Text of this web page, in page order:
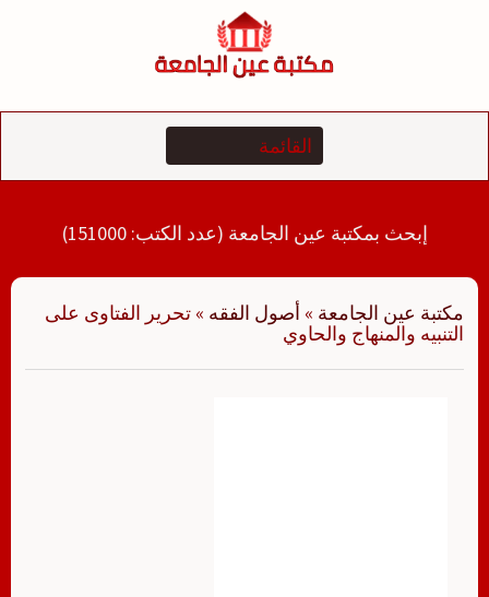
إبحث بمكتبة عين الجامعة (عدد الكتب: 151000)
مكتبة عين الجامعة » أصول الفقه » تحرير الفتاوى على
التنبيه والمنهاج والحاوي